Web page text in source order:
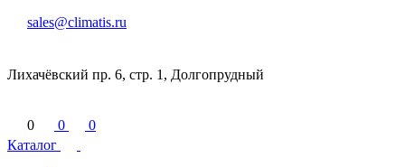
sales@climatis.ru
Лихачёвский пр. 6, стр. 1, Долгопрудный
0 0
0
Каталог